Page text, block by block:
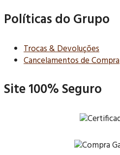
Políticas do Grupo
Trocas & Devoluções
Cancelamentos de Compra
Site 100% Seguro